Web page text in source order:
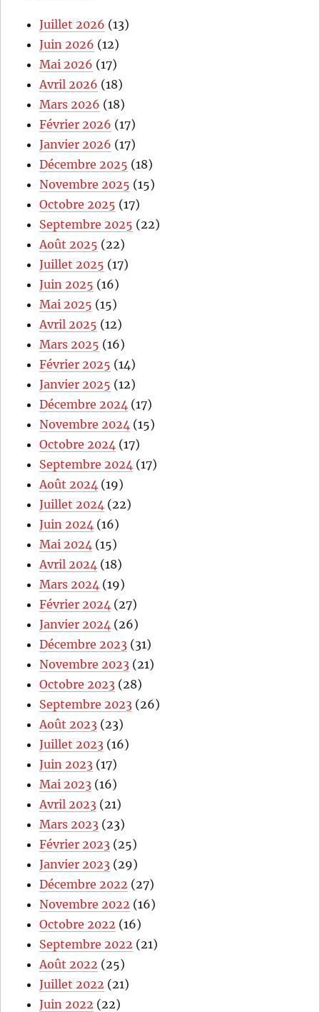
Juillet 2026 (13)
Juin 2026 (12)
Mai 2026 (17)
Avril 2026 (18)
Mars 2026 (18)
Février 2026 (17)
Janvier 2026 (17)
Décembre 2025 (18)
Novembre 2025 (15)
Octobre 2025 (17)
Septembre 2025 (22)
Août 2025 (22)
Juillet 2025 (17)
Juin 2025 (16)
Mai 2025 (15)
Avril 2025 (12)
Mars 2025 (16)
Février 2025 (14)
Janvier 2025 (12)
Décembre 2024 (17)
Novembre 2024 (15)
Octobre 2024 (17)
Septembre 2024 (17)
Août 2024 (19)
Juillet 2024 (22)
Juin 2024 (16)
Mai 2024 (15)
Avril 2024 (18)
Mars 2024 (19)
Février 2024 (27)
Janvier 2024 (26)
Décembre 2023 (31)
Novembre 2023 (21)
Octobre 2023 (28)
Septembre 2023 (26)
Août 2023 (23)
Juillet 2023 (16)
Juin 2023 (17)
Mai 2023 (16)
Avril 2023 (21)
Mars 2023 (23)
Février 2023 (25)
Janvier 2023 (29)
Décembre 2022 (27)
Novembre 2022 (16)
Octobre 2022 (16)
Septembre 2022 (21)
Août 2022 (25)
Juillet 2022 (21)
Juin 2022 (22)